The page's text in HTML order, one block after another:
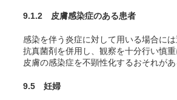
9.1.2 皮膚感染症のある患者
感染を伴う炎症に対して用いる場合に
抗真菌剤を併用し、観察を十分行い慎重
皮膚の感染症を不顕性化するおそれがあ
9.5 妊婦